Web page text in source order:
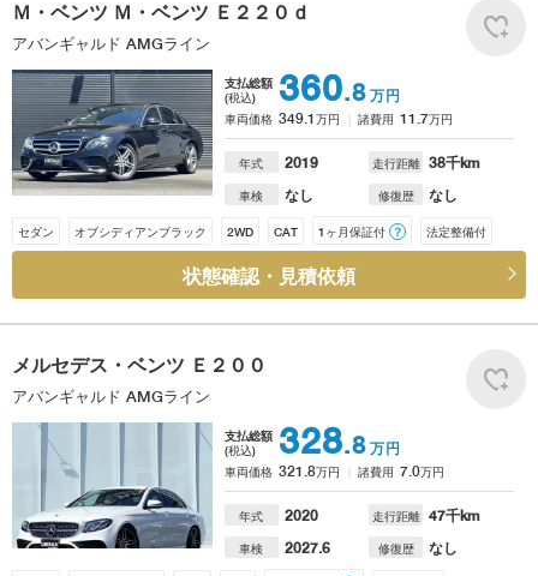
Ｍ・ベンツ Ｍ・ベンツ Ｅ２２０ｄ
アバンギャルド AMGライン
支払総額
(税込)
360.8 万円
車両価格 349.1万円 諸費用 11.7万円
年式 2019 走行距離 38千km
車検 なし 修復歴 なし
セダン オブシディアンブラック 2WD CAT 1ヶ月保証付 ？ 法定整備付
状態確認・見積依頼
メルセデス・ベンツ Ｅ２００
アバンギャルド AMGライン
支払総額
(税込)
328.8 万円
車両価格 321.8万円 諸費用 7.0万円
年式 2020 走行距離 47千km
車検 2027.6 修復歴 なし